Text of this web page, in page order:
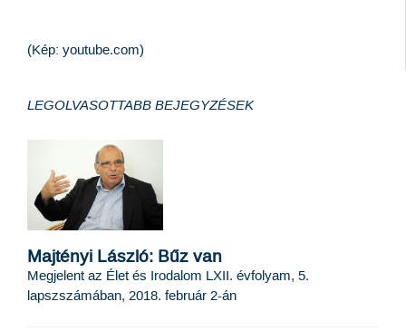
(Kép: youtube.com)
LEGOLVASOTTABB BEJEGYZÉSEK
Majtényi László: Bűz van
Megjelent az Élet és Irodalom LXII. évfolyam, 5.
lapszszámában, 2018. február 2-án